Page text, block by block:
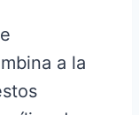
a la